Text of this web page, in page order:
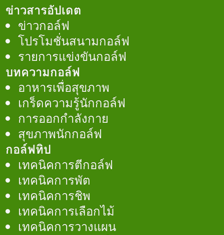
ข่าวสารอัปเดต
ข่าวกอล์ฟ
โปรโมชั่นสนามกอล์ฟ
รายการแข่งขันกอล์ฟ
บทความกอล์ฟ
อาหารเพื่อสุขภาพ
เกร็ดความรู้นักกอล์ฟ
การออกกำลังกาย
สุขภาพนักกอล์ฟ
กอล์ฟทิป
เทคนิคการตีกอล์ฟ
เทคนิคการพัต
เทคนิคการชิพ
เทคนิคการเลือกไม้
เทคนิคการวางแผน